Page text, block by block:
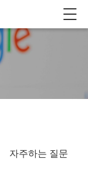
자주하는 질문